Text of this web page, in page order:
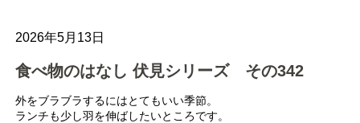
2026年5月13日
食べ物のはなし 伏見シリーズ その342
外をブラブラするにはとてもいい季節。
ランチも少し羽を伸ばしたいところです。